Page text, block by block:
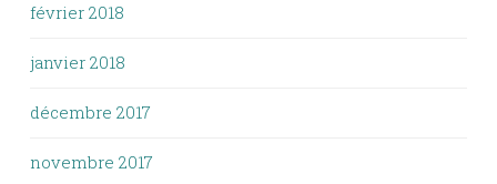
février 2018
janvier 2018
décembre 2017
novembre 2017